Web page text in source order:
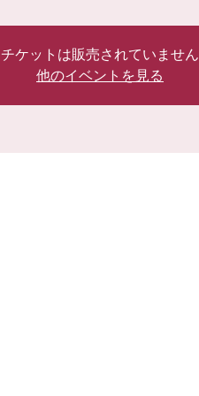
チケットは販売されていません
他のイベントを見る